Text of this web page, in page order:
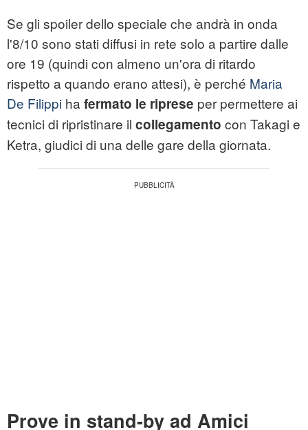
Se gli spoiler dello speciale che andrà in onda
l'8/10 sono stati diffusi in rete solo a partire dalle
ore 19 (quindi con almeno un'ora di ritardo
rispetto a quando erano attesi), è perché Maria
De Filippi ha fermato le riprese per permettere ai
tecnici di ripristinare il collegamento con Takagi e
Ketra, giudici di una delle gare della giornata.
Prove in stand-by ad Amici